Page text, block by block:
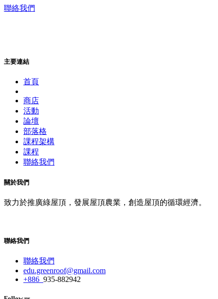
聯絡我們
主要連結
首頁
商店
活動
論壇
部落格
課程架構
課程
聯絡我們
關於我們
致力於推廣綠屋頂，發展屋頂農業，創造屋頂的循環經濟。
聯絡我們
聯絡我們
edu.greenroof@gmail.com
+886 935-882942